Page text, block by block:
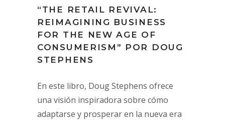
“THE RETAIL REVIVAL:
REIMAGINING BUSINESS
FOR THE NEW AGE OF
CONSUMERISM” POR DOUG
STEPHENS
En este libro, Doug Stephens ofrece
una visión inspiradora sobre cómo
adaptarse y prosperar en la nueva era